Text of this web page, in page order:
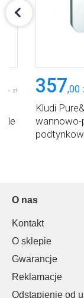
26 zł 357,00
Kludi
wannowo-
O nas
Kontakt
O sklepie
Gwarancje
Reklamacje
Odstąpienie od